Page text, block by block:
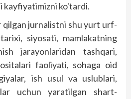
kayfiyatimizni ko'tardi.
qilgan jurnalistni shu yurt urf-
siyosati, mamlakatning
jarayonlaridan tashqari,
faoliyati, sohaga oid
ish usul va uslublari,
uchun yaratilgan shart-